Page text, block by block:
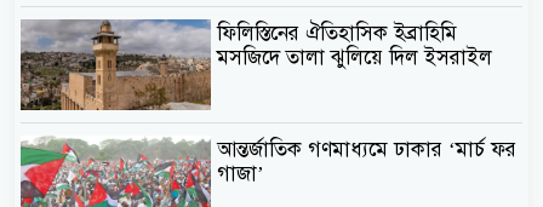
ফিলিস্তিনের ঐতিহাসিক ইব্রাহিমি
মসজিদে তালা ঝুলিয়ে দিল ইসরাইল
আন্তর্জাতিক গণমাধ্যমে ঢাকার ‘মার্চ ফর
গাজা’